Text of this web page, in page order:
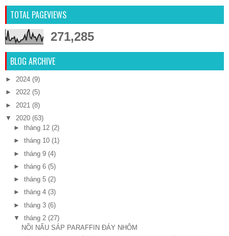
TOTAL PAGEVIEWS
271,285
BLOG ARCHIVE
► 2024 (9)
► 2022 (5)
► 2021 (8)
▼
2020 (63)
► tháng 12 (2)
► tháng 10 (1)
► tháng 9 (4)
► tháng 6 (5)
► tháng 5 (2)
► tháng 4 (3)
► tháng 3 (6)
▼
tháng 2 (27)
NỒI NẤU SÁP PARAFFIN ĐÁY NHÔM